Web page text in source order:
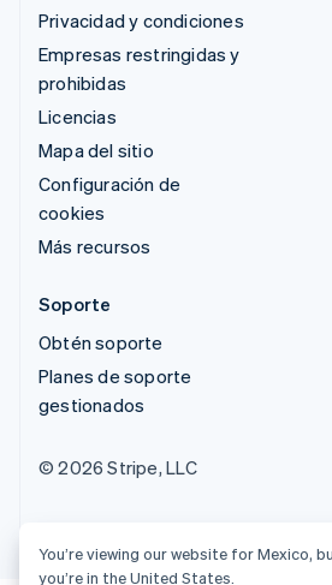
Privacidad y condiciones
Empresas restringidas y
prohibidas
Licencias
Mapa del sitio
Configuración de
cookies
Más recursos
Soporte
Obtén soporte
Planes de soporte
gestionados
© 2026 Stripe, LLC
You’re viewing our website for Mexico,
you’re in the United States.